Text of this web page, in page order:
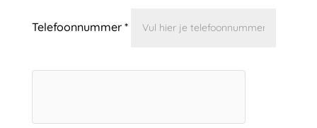
Telefoonnummer *